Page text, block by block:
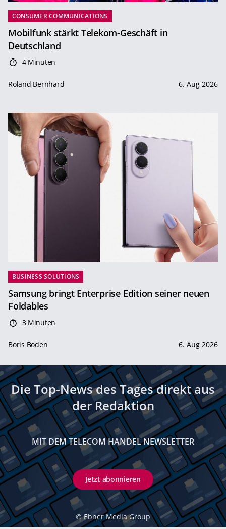
CONSUMER COMMUNICATIONS
Mobilfunk stärkt Telekom-Geschäft in
Deutschland
4 Minuten
Roland Bernhard 6. Aug 2026
BUSINESS SOLUTIONS
Samsung bringt Enterprise Edition seiner neuen
Foldables
3 Minuten
Boris Boden 6. Aug 2026
Die Top-News des Tages direkt aus
der Redaktion
MIT DEM TELECOM HANDEL NEWSLETTER
Jetzt abonnieren
© Ebner Media Group